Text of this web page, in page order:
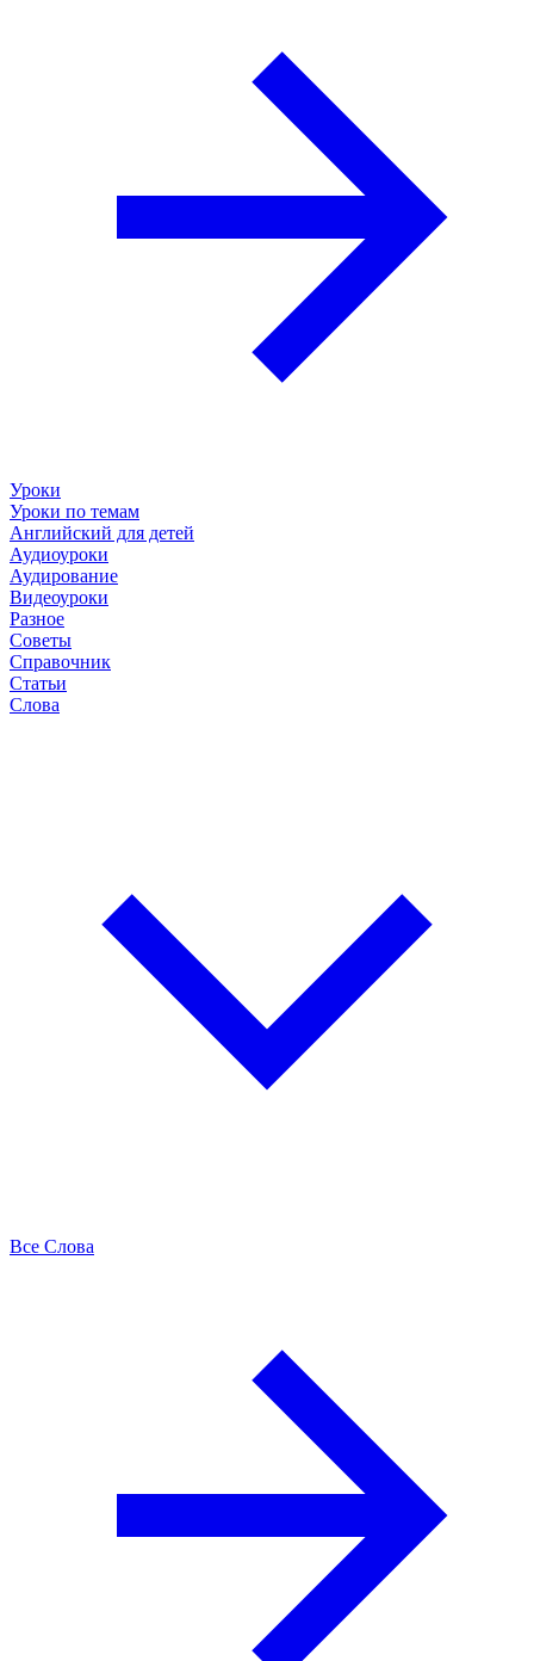
Уроки
Уроки по темам
Английский для детей
Аудиоуроки
Аудирование
Видеоуроки
Разное
Советы
Справочник
Статьи
Слова
Все Слова